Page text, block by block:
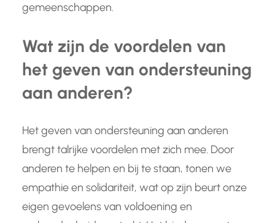
gemeenschappen.
Wat zijn de voordelen van
het geven van ondersteuning
aan anderen?
Het geven van ondersteuning aan anderen
brengt talrijke voordelen met zich mee. Door
anderen te helpen en bij te staan, tonen we
empathie en solidariteit, wat op zijn beurt onze
eigen gevoelens van voldoening en